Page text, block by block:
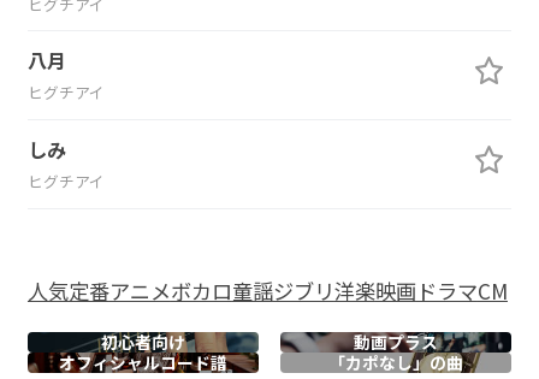
八月
ヒグチアイ
しみ
ヒグチアイ
人気定番アニメボカロ童謡ジブリ洋楽映画ドラマCM
初心者向け
動画プラス
オフィシャルコード譜 「カポなし」の曲